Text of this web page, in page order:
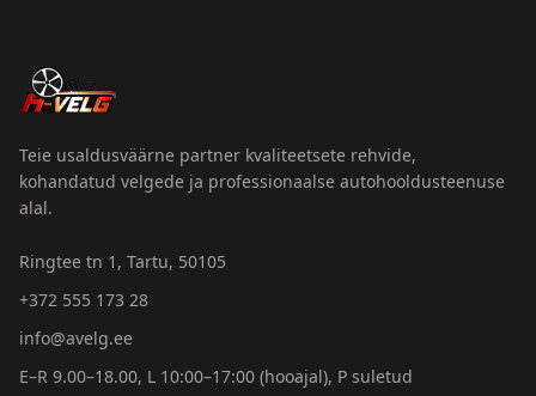
Teie usaldusväärne partner kvaliteetsete rehvide,
kohandatud velgede ja professionaalse autohooldusteenuse
alal.
Ringtee tn 1, Tartu, 50105
+372 555 173 28
info@avelg.ee
E–R 9.00–18.00, L 10:00–17:00 (hooajal), P suletud